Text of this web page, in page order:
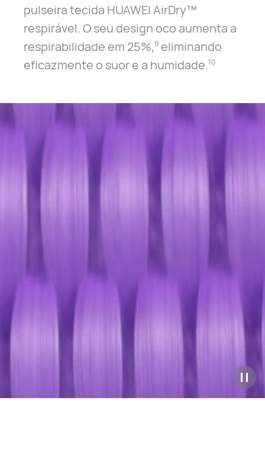
pulseiratecida HUAWEI AirDry™
respirável.O seu design oco aumenta a
respirabilidade em 25%,9eliminando
eficazmente o suor e a humidade.10